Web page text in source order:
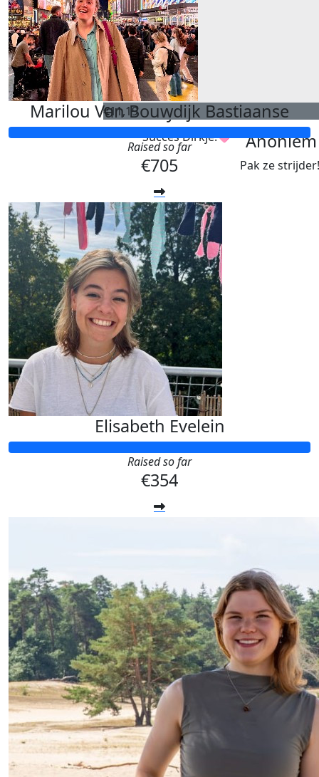
€45,19
Anoniem
€6,19
€7,00
Jill G.
Succes Dirkje!🩷
€11,19
Anoniem
Pak ze
Marilou Van Bouwdijk Bastiaanse
Raised so far
€705
Elisabeth Evelein
Raised so far
€354